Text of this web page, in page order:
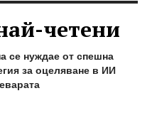
четени
се нуждае от спешна
за оцеляване в ИИ